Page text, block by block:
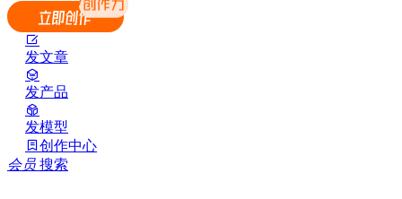
发文章
发产品
发模型
创作中心
会员 搜索